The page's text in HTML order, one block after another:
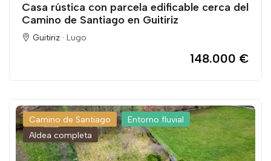
Casa rústica con parcela edificable cerca del
Camino de Santiago en Guitiriz
Guitiriz · Lugo
148.000 €
Camino de Santiago
Entorno fluvial
Aldea completa